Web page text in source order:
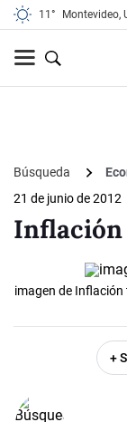
11° Montevideo,
Búsqueda
21 de junio de 2012
Inflación
imagen de Inflación
+